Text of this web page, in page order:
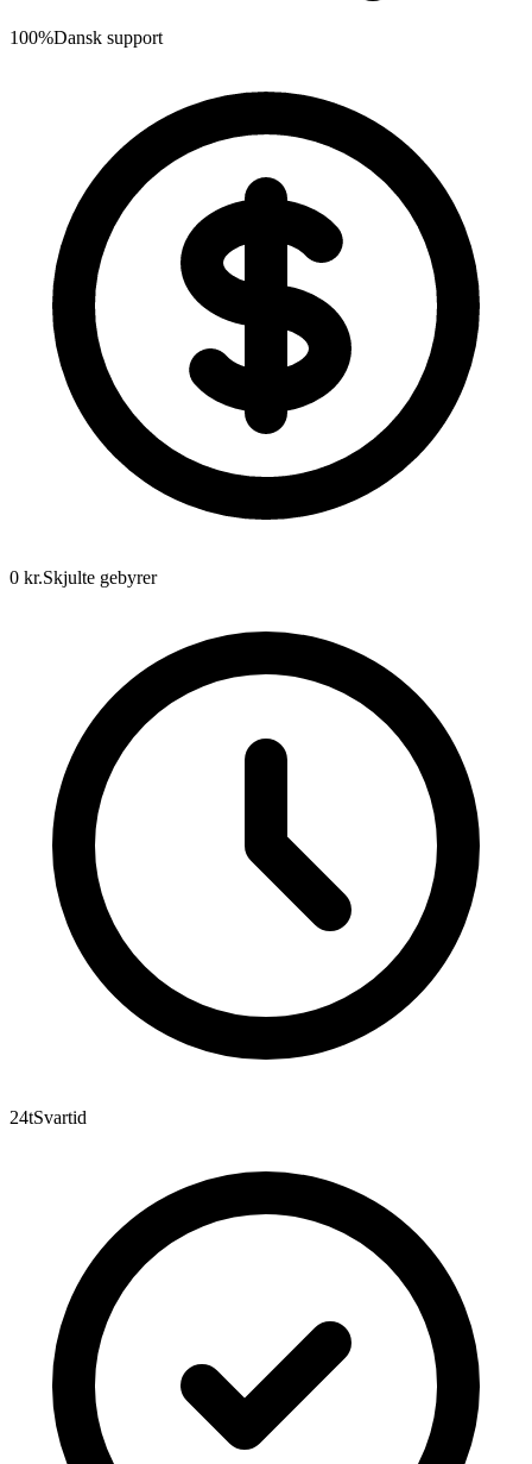
100%Dansk support
0 kr.Skjulte gebyrer
24tSvartid